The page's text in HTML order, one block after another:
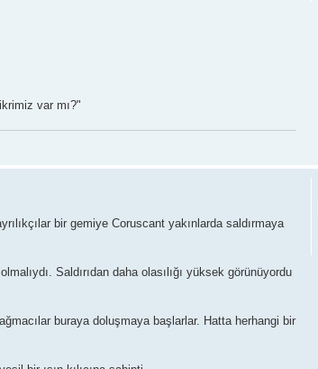
var mı?"
bir gemiye Coruscant yakınlarda saldırmaya
Saldırıdan daha olasılığı yüksek görünüyordu
buraya doluşmaya başlarlar. Hatta herhangi bir